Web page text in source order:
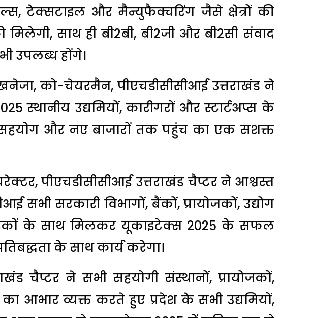
टेक्सटाइल और मैन्युफैक्चरिंग जैसे क्षेत्रों की
साथ ही बी2बी, बी2जी और बी2सी संवाद
उपलब्ध होंगे।
को-चेयरमैन, पीएचडीसीसीआई उत्तराखंड ने
स्थानीय उद्यमियों, कारीगरों और स्टार्टअप्स के
सहयोग और नए बाजारों तक पहुंच का एक सशक्त
पीएचडीसीसीआई उत्तराखंड चैप्टर ने आश्वस्त
सभी सरकारी विभागों, बैंकों, प्रायोजकों, उद्योग
के साथ मिलकर यूकाइटेक्स 2025 के सफल
के साथ कार्य करेगा।
चैप्टर ने सभी सहयोगी संस्थानों, प्रायोजकों,
का आभार व्यक्त करते हुए प्रदेश के सभी उद्यमियों,